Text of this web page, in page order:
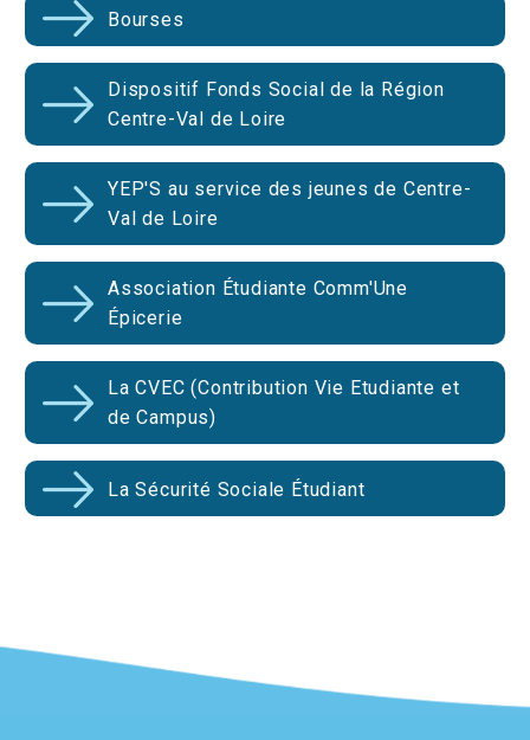
Bourses
Dispositif Fonds Social de la Région
Centre-Val de Loire
YEP'S au service des jeunes de Centre-
Val de Loire
Association Étudiante Comm'Une
Épicerie
La CVEC (Contribution Vie Etudiante et
de Campus)
La Sécurité Sociale Étudiant